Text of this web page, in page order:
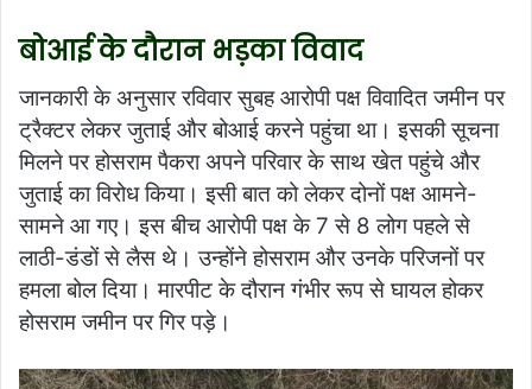
बोआई के दौरान भड़का विवाद
जानकारी के अनुसार रविवार सुबह आरोपी पक्ष विवादित जमीन पर
ट्रैक्टर लेकर जुताई और बोआई करने पहुंचा था। इसकी सूचना
मिलने पर होसराम पैकरा अपने परिवार के साथ खेत पहुंचे और
जुताई का विरोध किया। इसी बात को लेकर दोनों पक्ष आमने-
सामने आ गए। इस बीच आरोपी पक्ष के 7 से 8 लोग पहले से
लाठी-डंडों से लैस थे। उन्होंने होसराम और उनके परिजनों पर
हमला बोल दिया। मारपीट के दौरान गंभीर रूप से घायल होकर
होसराम जमीन पर गिर पड़े।